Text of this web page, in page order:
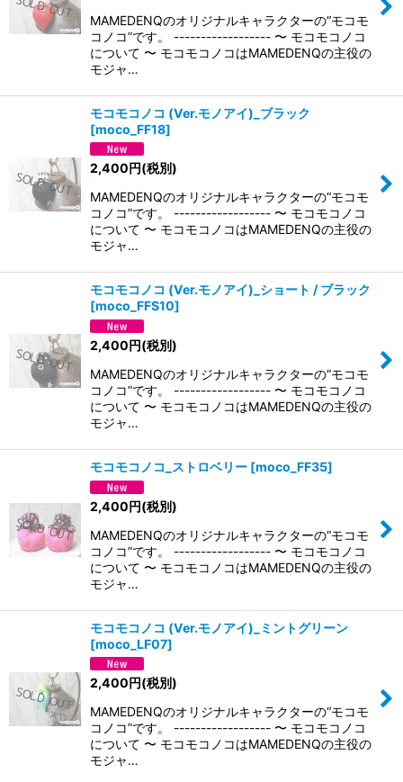
MAMEDENQのオリジナルキャラクターの“モコモ
コノコ”です。 ------------------ 〜 モコモコノコ
について 〜 モコモコノコはMAMEDENQの主役の
モジャ…
モコモコノコ (Ver.モノアイ)_ブラック
[moco_FF18]
2,400円(税別)
MAMEDENQのオリジナルキャラクターの“モコモ
コノコ”です。 ------------------ 〜 モコモコノコ
について 〜 モコモコノコはMAMEDENQの主役の
モジャ…
モコモコノコ (Ver.モノアイ)_ショート / ブラック
[moco_FFS10]
2,400円(税別)
MAMEDENQのオリジナルキャラクターの“モコモ
コノコ”です。 ------------------ 〜 モコモコノコ
について 〜 モコモコノコはMAMEDENQの主役の
モジャ…
モコモコノコ_ストロベリー [moco_FF35]
2,400円(税別)
MAMEDENQのオリジナルキャラクターの“モコモ
コノコ”です。 ------------------ 〜 モコモコノコ
について 〜 モコモコノコはMAMEDENQの主役の
モジャ…
モコモコノコ (Ver.モノアイ)_ミントグリーン
[moco_LF07]
2,400円(税別)
MAMEDENQのオリジナルキャラクターの“モコモ
コノコ”です。 ------------------ 〜 モコモコノコ
について 〜 モコモコノコはMAMEDENQの主役の
モジャ…